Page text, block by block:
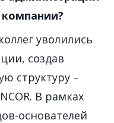
уволились
создав
структуру –
В рамках
основателей